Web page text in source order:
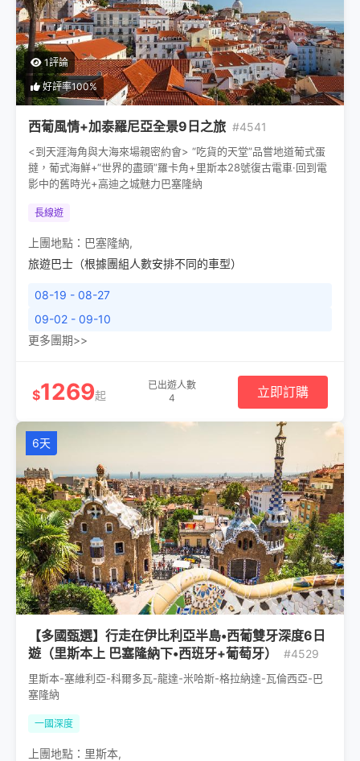
1評論
好評率100%
西葡風情+加泰羅尼亞全景9日之旅 #4541
<到天涯海角與大海來場親密約會> “吃貨的天堂”品嘗地道葡式蛋
撻，葡式海鮮+“世界的盡頭”羅卡角+里斯本28號復古電車·回到電
影中的舊時光+高迪之城魅力巴塞隆納
長線遊
上團地點： 巴塞隆納,
旅遊巴士（根據團組人數安排不同的車型）
08-19 - 08-27
09-02 - 09-10
更多團期>>
$1269起
已出遊人數
4
立即訂購
6天
【多國甄選】行走在伊比利亞半島•西葡雙牙深度6日
遊（里斯本上 巴塞隆納下•西班牙+葡萄牙）
#4529
里斯本-塞維利亞-科爾多瓦-龍達-米哈斯-格拉納達-瓦倫西亞-巴
塞隆納
一國深度
上團地點： 里斯本,